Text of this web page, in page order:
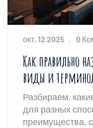
окт, 12 2025 0
Как правильно
виды и
Разбираем,
для разных
преимущества,